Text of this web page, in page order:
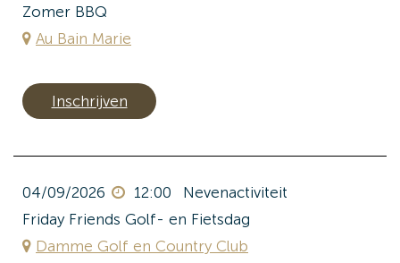
Zomer BBQ
Au Bain Marie
Inschrijven
04/09/2026 12:00
Nevenactiviteit
Friday Friends Golf- en Fietsdag
Damme Golf en Country Club